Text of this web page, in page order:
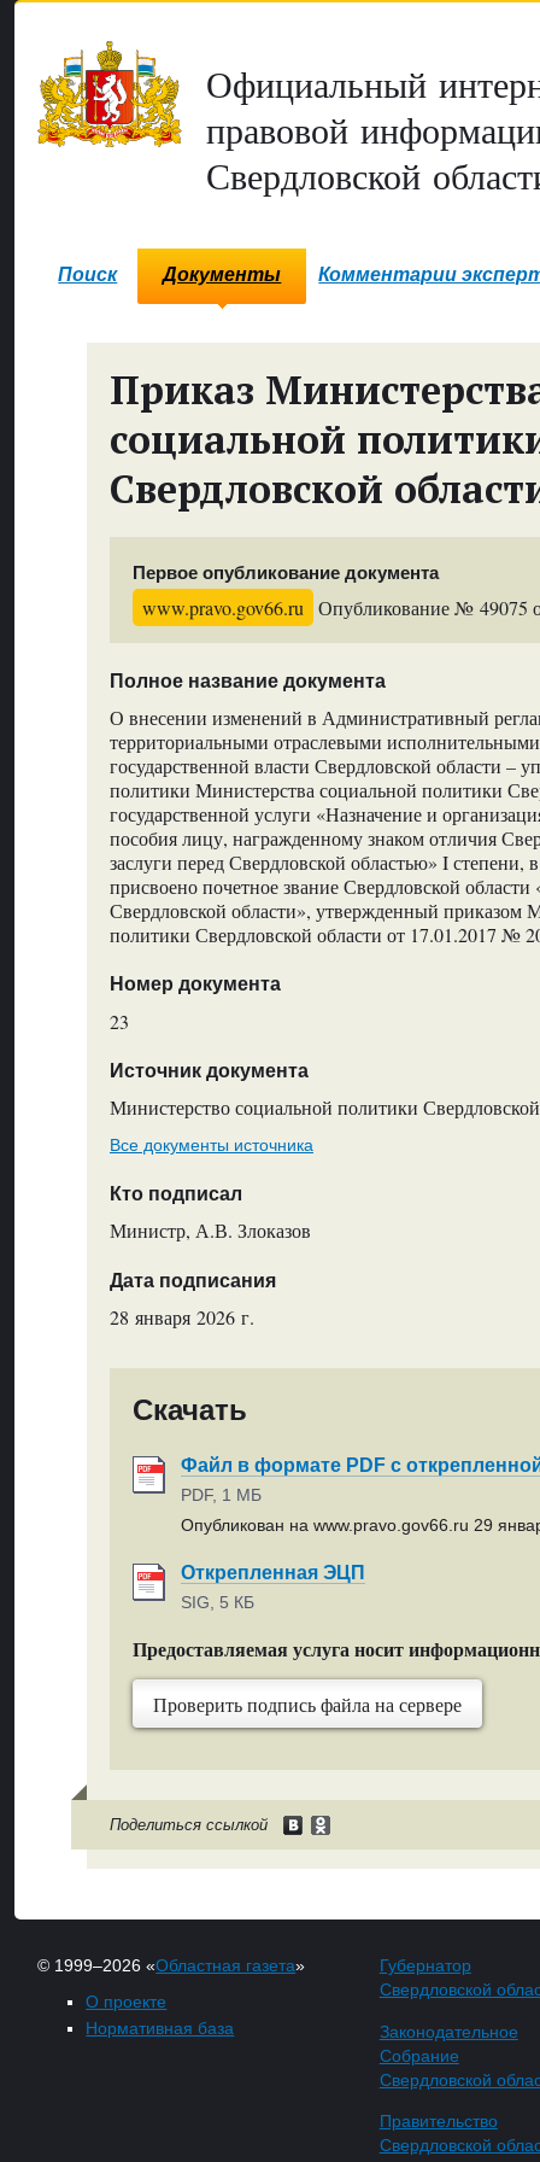
Официальный
правовой
Свердловской
Поиск Документы Комментарии
Приказ
социальной
Свердловской
Первое опубликование документа
www.pravo.gov66.ru Опубликование № 49075
Полное название документа
О внесении изменений в Административный
территориальными отраслевыми
государственной власти Свердловской области –
политики Министерства социальной политики
государственной услуги «Назначение и
пособия лицу, награжденному знаком отличия
заслуги перед Свердловской областью» I степени,
присвоено почетное звание Свердловской
Свердловской области», утвержденный приказом
политики Свердловской области от 17.01.2017 №
Номер документа
23
Источник документа
Министерство социальной политики
Все документы источника
Кто подписал
Министр, А.В. Злоказов
Дата подписания
28 января 2026 г.
Скачать
Файл в формате PDF с
PDF, 1 МБ
Опубликован на www.pravo.gov66.ru 29
Открепленная ЭЦП
SIG, 5 КБ
Предоставляемая услуга носит
Проверить подпись файла на сервере
Поделиться ссылкой
© 1999–2026 «Областная газета»
О проекте
Нормативная база
Губернатор
Свердловской
Законодательное
Собрание
Свердловской
Правительство
Свердловской